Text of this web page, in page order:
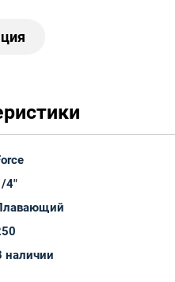
4"
наличии